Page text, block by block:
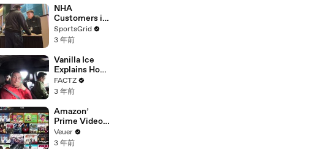
After 146 Day
Strike
NHA
Customers in
Limbo as
Company
Potential
Merger
SportsGrid
3 年前
Vanilla Ice
Explains How
the 90’s
Shaped
FACTZ
3 年前
Amazon’
Prime Video
Will Show
Commercials
Veuer
3 年前